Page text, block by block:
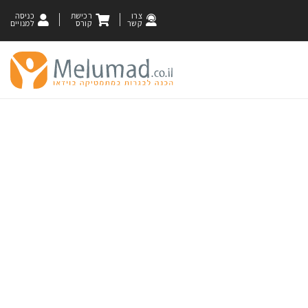
כניסה
למנויים
רכישת
קורס
צרו
קשר